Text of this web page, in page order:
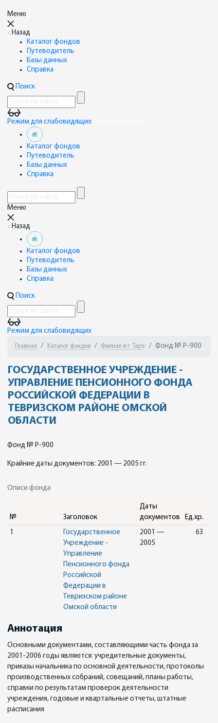
Меню
Назад
Каталог фондов
Путеводитель
Базы данных
Справка
Поиск
Режим для слабовидящих
Каталог фондов
Путеводитель
Базы данных
Справка
Меню
Назад
Каталог фондов
Путеводитель
Базы данных
Справка
Поиск
Режим для слабовидящих
Главная Каталог фондов Филиал в г. Таре Фонд № Р-900
ГОСУДАРСТВЕННОЕ УЧРЕЖДЕНИЕ -
УПРАВЛЕНИЕ ПЕНСИОННОГО ФОНДА
РОССИЙСКОЙ ФЕДЕРАЦИИ В
ТЕВРИЗСКОМ РАЙОНЕ ОМСКОЙ
ОБЛАСТИ
Фонд № Р-900
Крайние даты документов: 2001 — 2005 гг.
Описи фонда
№ Заголовок
Даты
документов
Ед.хр.
1
Государственное
Учреждение -
Управление
Пенсионного фонда
Российской
Федерации в
Тевризском районе
Омской области
2001 —
2005
63
Аннотация
Основными документами, составляющими часть фонда за
2001-2006 годы являются: учредительные документы,
приказы начальника по основной деятельности, протоколы
производственных собраний, совещаний, планы работы,
справки по результатам проверок деятельности
учреждения, годовые и квартальные отчеты, штатные
расписания